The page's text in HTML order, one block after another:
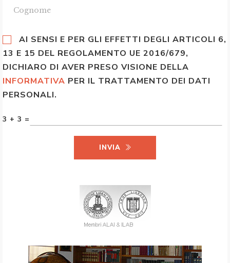
AI SENSI E PER GLI EFFETTI DEGLI ARTICOLI 6,
13 E 15 DEL REGOLAMENTO UE 2016/679,
DICHIARO DI AVER PRESO VISIONE DELLA
INFORMATIVA PER IL TRATTAMENTO DEI DATI
PERSONALI.
3 + 3 =
INVIA